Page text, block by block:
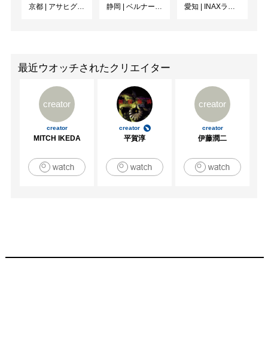
京都 | アサヒグループ大山崎山荘美術館 静岡 | ベルナール・ビュフェ美術館 愛知 | INAXライブミュージアム
最近ウオッチされたクリエイター
creator
creator
MITCH IKEDA
creator
平賀淳
creator
creator
伊藤潤二